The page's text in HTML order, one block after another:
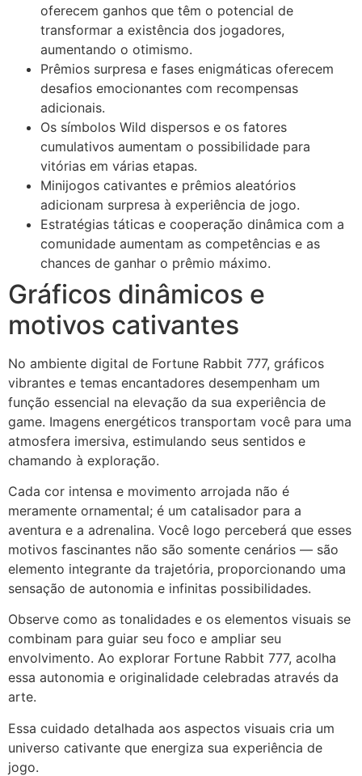
oferecem ganhos que têm o potencial de
transformar a existência dos jogadores,
aumentando o otimismo.
Prêmios surpresa e fases enigmáticas oferecem
desafios emocionantes com recompensas
adicionais.
Os símbolos Wild dispersos e os fatores
cumulativos aumentam o possibilidade para
vitórias em várias etapas.
Minijogos cativantes e prêmios aleatórios
adicionam surpresa à experiência de jogo.
Estratégias táticas e cooperação dinâmica com a
comunidade aumentam as competências e as
chances de ganhar o prêmio máximo.
Gráficos dinâmicos e
motivos cativantes
No ambiente digital de Fortune Rabbit 777, gráficos
vibrantes e temas encantadores desempenham um
função essencial na elevação da sua experiência de
game. Imagens energéticos transportam você para uma
atmosfera imersiva, estimulando seus sentidos e
chamando à exploração.
Cada cor intensa e movimento arrojada não é
meramente ornamental; é um catalisador para a
aventura e a adrenalina. Você logo perceberá que esses
motivos fascinantes não são somente cenários — são
elemento integrante da trajetória, proporcionando uma
sensação de autonomia e infinitas possibilidades.
Observe como as tonalidades e os elementos visuais se
combinam para guiar seu foco e ampliar seu
envolvimento. Ao explorar Fortune Rabbit 777, acolha
essa autonomia e originalidade celebradas através da
arte.
Essa cuidado detalhada aos aspectos visuais cria um
universo cativante que energiza sua experiência de
jogo.